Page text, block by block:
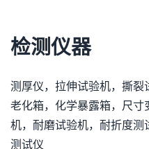
检测仪器
测厚仪，拉伸试验机，撕裂
老化箱，化学暴露箱，尺
机，耐磨试验机，耐折度测
测试仪